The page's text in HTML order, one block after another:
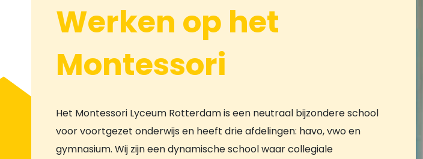
Werken op het
Montessori
Het Montessori Lyceum Rotterdam is een neutraal bijzondere school
voor voortgezet onderwijs en heeft drie afdelingen: havo, vwo en
gymnasium. Wij zijn een dynamische school waar collegiale